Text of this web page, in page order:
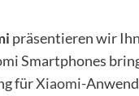
präsentieren wir
Smartphones
fürXiaomi-